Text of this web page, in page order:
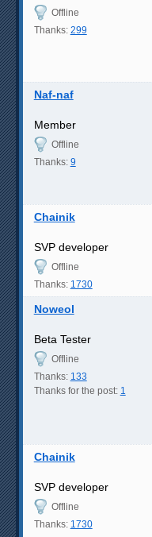
Offline
Thanks: 299
Naf-naf
Member
Offline
Thanks: 9
Chainik
SVP developer
Offline
Thanks: 1730
Noweol
Beta Tester
Offline
Thanks: 133
Thanks for the post: 1
Chainik
SVP developer
Offline
Thanks: 1730